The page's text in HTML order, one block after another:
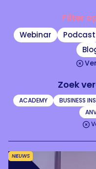
Filter
Webinar Podcast
Zoek
ACADEMY BUSINESS
NIEUWS